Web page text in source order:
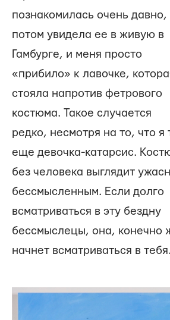
познакомилась очень давно,
потом увидела ее в живую в
Гамбурге, и меня просто
«прибило» к лавочке,
стояла напротив фетрового
костюма. Такое случается
редко, несмотря на то, что я
еще девочка-катарсис.
без человека выглядит
бессмысленным. Если долго
всматриваться в эту бездну
бессмыслецы, она, конечно
начнет всматриваться в тебя.